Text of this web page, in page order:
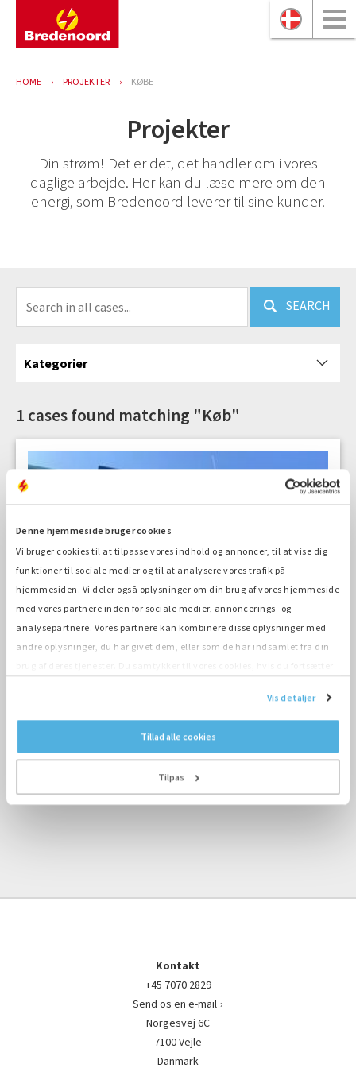
Denne hjemmeside bruger cookies
Vi bruger cookies til at tilpasse vores indhold og annoncer, til at vise dig
funktioner til sociale medier og til at analysere vores trafik på
hjemmesiden. Vi deler også oplysninger om din brug af vores hjemmeside
med vores partnere inden for sociale medier, annoncerings- og
analysepartnere. Vores partnere kan kombinere disse oplysninger med
andre oplysninger, du har givet dem, eller som de har indsamlet fra din
Vis detaljer
Tillad alle cookies
Tilpas
HOME PROJEKTER KØBE
Projekter
Din strøm! Det er det, det handler om i vores
daglige arbejde. Her kan du læse mere om den
energi, som Bredenoord leverer til sine kunder.
SEARCH
Kategorier
1 cases found matching "Køb"
2 min
Backupgenerator dækker
Kingfish Zeelands
strømforbrug
Kontakt
+45 7070 2829
Send os en e-mail
Norgesvej 6C
7100 Vejle
Danmark